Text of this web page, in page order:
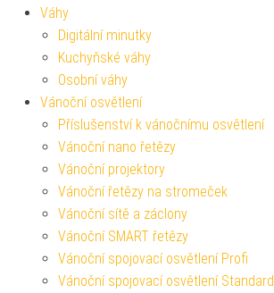
Váhy
Digitální minutky
Kuchyňské váhy
Osobní váhy
Vánoční osvětlení
Příslušenství k vánočnímu osvětlení
Vánoční nano řetězy
Vánoční projektory
Vánoční řetězy na stromeček
Vánoční sítě a záclony
Vánoční SMART řetězy
Vánoční spojovací osvětlení Profi
Vánoční spojovací osvětlení Standard